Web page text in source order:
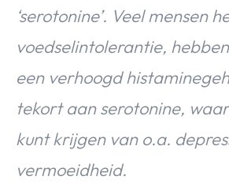
‘serotonine’. Veel mensen
voedselintolerantie,
een verhoogd
tekort aan serotonine,
kunt krijgen van o.a.
vermoeidheid.